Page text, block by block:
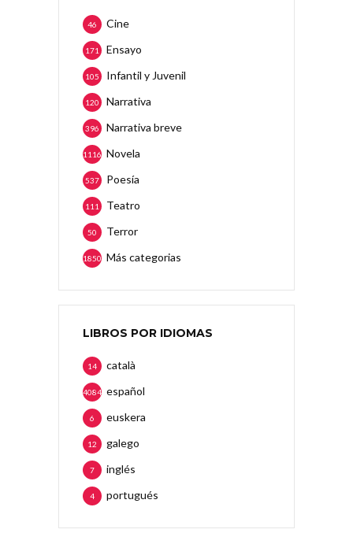
Cine
46
Ensayo
171
Infantil y Juvenil
105
Narrativa
120
Narrativa breve
396
Novela
1116
Poesía
537
Teatro
111
Terror
50
Más categorias
1850
LIBROS POR IDIOMAS
català
14
español
4084
euskera
6
galego
12
inglés
7
portugués
4